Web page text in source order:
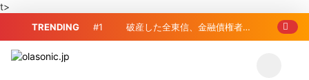
t>
TRENDING #1 破産した全東信、金融債権者リ